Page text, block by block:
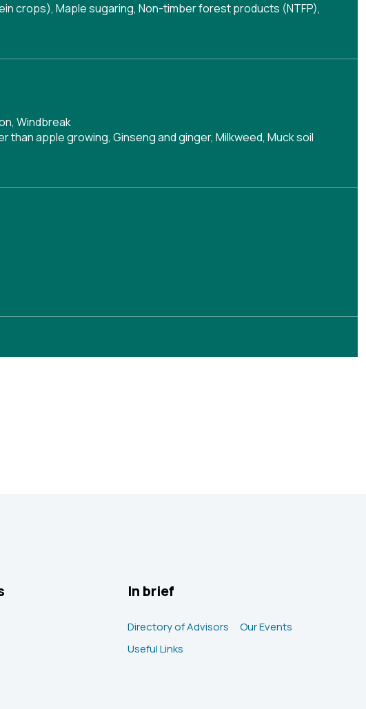
crops), Maple sugaring, Non-timber forest products (NTFP),
, Windbreak
than apple growing, Ginseng and ginger, Milkweed, Muck soil
In brief
Directory of Advisors
Our Events
Useful Links